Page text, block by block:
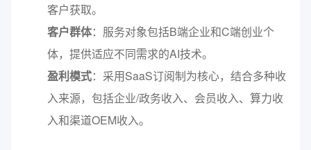
客户获取。
客户群体：服务对象包括B端企业和C端创业个
体，提供适应不同需求的AI技术。
盈利模式：采用SaaS订阅制为核心，结合多种收
入来源，包括企业/政务收入、会员收入、算力收
入和渠道OEM收入。